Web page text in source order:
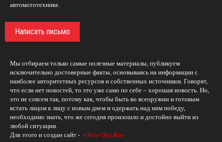
автомототехнике.
Написать письмо
Мы отбираем только самые полезные материалы, публикуем
исключительно достоверные факты, основываясь на информации с
наиболее авторитетных ресурсов и собственных источников. Говорят,
что если нет новостей, то это уже само по себе – хорошая новость. Но,
это не совсем так, потому как, чтобы быть во всеоружии и готовым
встать лицом к лицу с новым днем и одержать над ним победу,
необходимо знать, что же сегодня произошло и достойно выйти из
любой ситуации.
Для этого и создан сайт - «Avto-Dny.Ru»